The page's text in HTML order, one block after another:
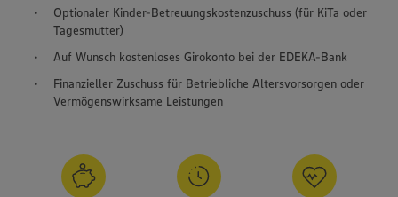
Optionaler Kinder-Betreuungskostenzuschuss (für KiTa oder
Tagesmutter)
Auf Wunsch kostenloses Girokonto bei der EDEKA-Bank
Finanzieller Zuschuss für Betriebliche Altersvorsorgen oder
Vermögenswirksame Leistungen